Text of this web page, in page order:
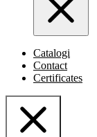
Catalogi
Contact
Certificates